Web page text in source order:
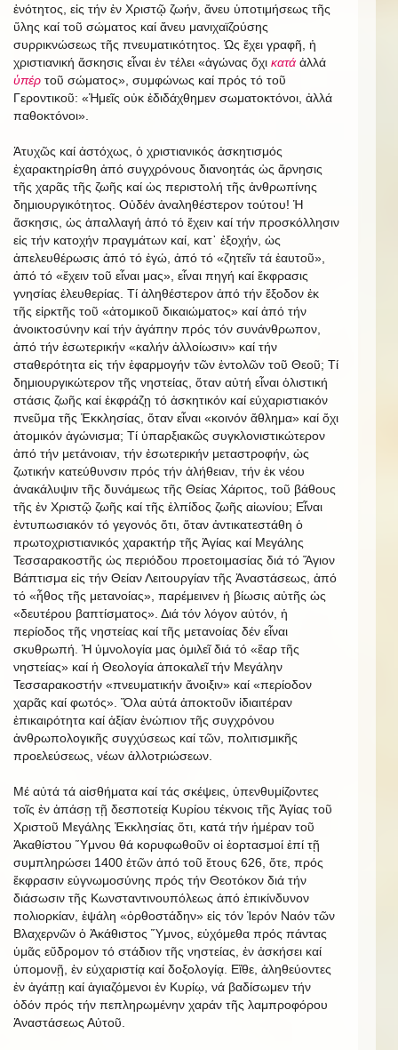
ἑνότητος, εἰς τήν ἐν Χριστῷ ζωήν, ἄνευ ὑποτιμήσεως τῆς
ὕλης καί τοῦ σώματος καί ἄνευ μανιχαϊζούσης
συρρικνώσεως τῆς πνευματικότητος. Ὡς ἔχει γραφῆ, ἡ
χριστιανική ἄσκησις εἶναι ἐν τέλει «ἀγώνας ὄχι κατά ἀλλά
ὑπέρ τοῦ σώματος», συμφώνως καί πρός τό τοῦ
Γεροντικοῦ: «Ἡμεῖς οὐκ ἐδιδάχθημεν σωματοκτόνοι, ἀλλά
παθοκτόνοι».
Ἀτυχῶς καί ἀστόχως, ὁ χριστιανικός ἀσκητισμός
ἐχαρακτηρίσθη ἀπό συγχρόνους διανοητάς ὡς ἄρνησις
τῆς χαρᾶς τῆς ζωῆς καί ὡς περιστολή τῆς ἀνθρωπίνης
δημιουργικότητος. Οὐδέν ἀναληθέστερον τούτου! Ἡ
ἄσκησις, ὡς ἀπαλλαγή ἀπό τό ἔχειν καί τήν προσκόλλησιν
εἰς τήν κατοχήν πραγμάτων καί, κατ᾿ ἐξοχήν, ὡς
ἀπελευθέρωσις ἀπό τό ἐγώ, ἀπό τό «ζητεῖν τά ἑαυτοῦ»,
ἀπό τό «ἔχειν τοῦ εἶναι μας», εἶναι πηγή καί ἔκφρασις
γνησίας ἐλευθερίας. Τί ἀληθέστερον ἀπό τήν ἔξοδον ἐκ
τῆς εἱρκτῆς τοῦ «ἀτομικοῦ δικαιώματος» καί ἀπό τήν
ἀνοικτοσύνην καί τήν ἀγάπην πρός τόν συνάνθρωπον,
ἀπό τήν ἐσωτερικήν «καλήν ἀλλοίωσιν» καί τήν
σταθερότητα εἰς τήν ἐφαρμογήν τῶν ἐντολῶν τοῦ Θεοῦ; Τί
δημιουργικώτερον τῆς νηστείας, ὅταν αὐτή εἶναι ὁλιστική
στάσις ζωῆς καί ἐκφράζῃ τό ἀσκητικόν καί εὐχαριστιακόν
πνεῦμα τῆς Ἐκκλησίας, ὅταν εἶναι «κοινόν ἄθλημα» καί ὄχι
ἀτομικόν ἀγώνισμα; Τί ὑπαρξιακῶς συγκλονιστικώτερον
ἀπό τήν μετάνοιαν, τήν ἐσωτερικήν μεταστροφήν, ὡς
ζωτικήν κατεύθυνσιν πρός τήν ἀλήθειαν, τήν ἐκ νέου
ἀνακάλυψιν τῆς δυνάμεως τῆς Θείας Χάριτος, τοῦ βάθους
τῆς ἐν Χριστῷ ζωῆς καί τῆς ἐλπίδος ζωῆς αἰωνίου; Εἶναι
ἐντυπωσιακόν τό γεγονός ὅτι, ὅταν ἀντικατεστάθη ὁ
πρωτοχριστιανικός χαρακτήρ τῆς Ἁγίας καί Μεγάλης
Τεσσαρακοστῆς ὡς περιόδου προετοιμασίας διά τό Ἅγιον
Βάπτισμα εἰς τήν Θείαν Λειτουργίαν τῆς Ἀναστάσεως, ἀπό
τό «ἦθος τῆς μετανοίας», παρέμεινεν ἡ βίωσις αὐτῆς ὡς
«δευτέρου βαπτίσματος». Διά τόν λόγον αὐτόν, ἡ
περίοδος τῆς νηστείας καί τῆς μετανοίας δέν εἶναι
σκυθρωπή. Ἡ ὑμνολογία μας ὁμιλεῖ διά τό «ἔαρ τῆς
νηστείας» καί ἡ Θεολογία ἀποκαλεῖ τήν Μεγάλην
Τεσσαρακοστήν «πνευματικήν ἄνοιξιν» καί «περίοδον
χαρᾶς καί φωτός». Ὅλα αὐτά ἀποκτοῦν ἰδιαιτέραν
ἐπικαιρότητα καί ἀξίαν ἐνώπιον τῆς συγχρόνου
ἀνθρωπολογικῆς συγχύσεως καί τῶν, πολιτισμικῆς
προελεύσεως, νέων ἀλλοτριώσεων.
Μέ αὐτά τά αἰσθήματα καί τάς σκέψεις, ὑπενθυμίζοντες
τοῖς ἐν ἁπάσῃ τῇ δεσποτείᾳ Κυρίου τέκνοις τῆς Ἁγίας τοῦ
Χριστοῦ Μεγάλης Ἐκκλησίας ὅτι, κατά τήν ἡμέραν τοῦ
Ἀκαθίστου Ὕμνου θά κορυφωθοῦν οἱ ἑορτασμοί ἐπί τῇ
συμπληρώσει 1400 ἐτῶν ἀπό τοῦ ἔτους 626, ὅτε, πρός
ἔκφρασιν εὐγνωμοσύνης πρός τήν Θεοτόκον διά τήν
διάσωσιν τῆς Κωνσταντινουπόλεως ἀπό ἐπικίνδυνον
πολιορκίαν, ἐψάλη «ὀρθοστάδην» εἰς τόν Ἱερόν Ναόν τῶν
Βλαχερνῶν ὁ Ἀκάθιστος Ὕμνος, εὐχόμεθα πρός πάντας
ὑμᾶς εὔδρομον τό στάδιον τῆς νηστείας, ἐν ἀσκήσει καί
ὑπομονῇ, ἐν εὐχαριστίᾳ καί δοξολογίᾳ. Εἴθε, ἀληθεύοντες
ἐν ἀγάπῃ καί ἁγιαζόμενοι ἐν Κυρίῳ, νά βαδίσωμεν τήν
ὁδόν πρός τήν πεπληρωμένην χαράν τῆς λαμπροφόρου
Ἀναστάσεως Αὐτοῦ.